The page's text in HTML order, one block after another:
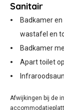
Sanitair
Badkamer
wastafel en
Badkamer
Apart toilet
Afwijkingen bij de